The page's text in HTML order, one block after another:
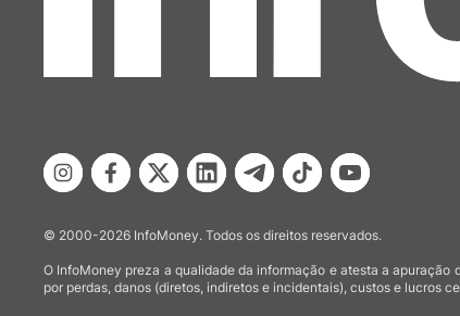
© 2000-2026 InfoMoney. Todos os direitos reservados.
O InfoMoney preza a qualidade da informação e atesta a
por perdas, danos (diretos, indiretos e incidentais), custos e lucros